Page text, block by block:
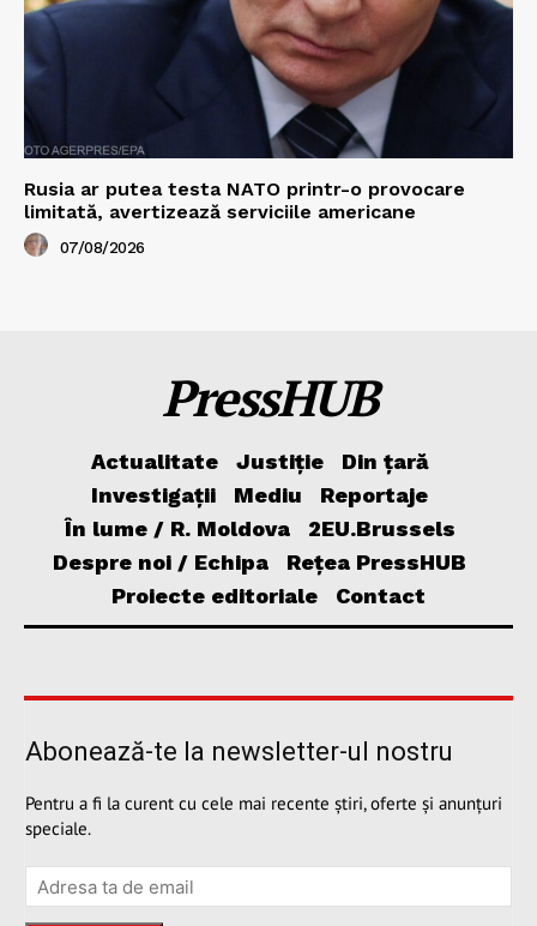
Rusia ar putea testa NATO printr-o provocare
limitată, avertizează serviciile americane
07/08/2026
PressHUB
Actualitate Justiție
Din țară
Investigații
Mediu
Reportaje
În lume / R. Moldova
2EU.Brussels
Despre noi / Echipa
Rețea PressHUB
Proiecte editoriale
Contact
Abonează-te la newsletter-ul nostru
Pentru a fi la curent cu cele mai recente știri, oferte și anunțuri
speciale.